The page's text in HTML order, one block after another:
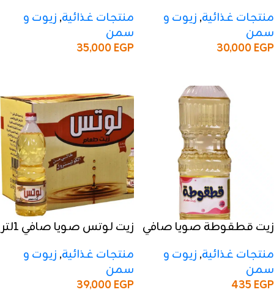
منتجات غذائية, زيوت و
سمن
30,000EGP
منتجات غذائية, زيوت و
سمن
35,000EGP
زيت قطقوطة صويا صافي
منتجات غذائية, زيوت و
سمن
435EGP
زيت لوتس صويا صافي 1لتر
منتجات غذائية, زيوت و
سمن
39,000EGP